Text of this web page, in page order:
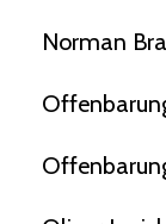
Norman